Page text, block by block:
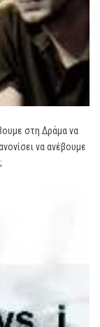
στη Δράμα να
να ανέβουμε